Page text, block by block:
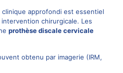
clinique approfondi est essentiel
chirurgicale. Les
prothèse discale cervicale
obtenu par imagerie (IRM,